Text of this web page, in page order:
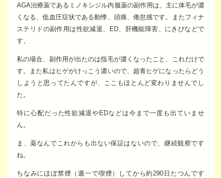
AGA治療薬であるミノキシジル内服薬の副作用は、主に体毛が濃
くなる、低血圧症状である動悸、頭痛、倦怠感です。またフィナ
ステリドの副作用は性欲減退、ED、肝機能障害、にきびなどで
す。
私の場合、副作用が出たのは指毛が濃くなったこと、これだけで
す。また私はヒゲがけっこう濃いので、超青ヒゲになったらどう
しようと思ってたんですが、ここもほとんど変わりませんでし
た。
特に心配だった性欲減退やEDなどは今まで一度も出ていませ
ん。
ま、薬なんでこれからも出ない保証はないので、継続観察です
ね。
ちなみにほぼ禁煙（週一で喫煙）してから約290日たつんです